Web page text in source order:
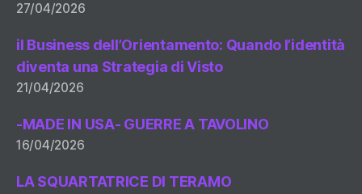
27/04/2026
il Business dell’Orientamento: Quando l’identità
diventa una Strategia di Visto
21/04/2026
-MADE IN USA- GUERRE A TAVOLINO
16/04/2026
LA SQUARTATRICE DI TERAMO